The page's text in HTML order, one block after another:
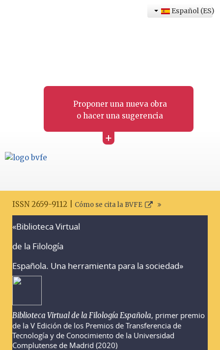
Proponer una nueva obra
o hacer una sugerencia
+
Español (ES)
ISSN 2659-9112 | Cómo se cita la BVFE
«Biblioteca Virtual
de la Filología
Española. Una herramienta para la sociedad»
Biblioteca Virtual de la Filología Española, primer premio
de la V Edición de los Premios de Transferencia de
Tecnología y de Conocimiento de la Universidad
Complutense de Madrid (2020)